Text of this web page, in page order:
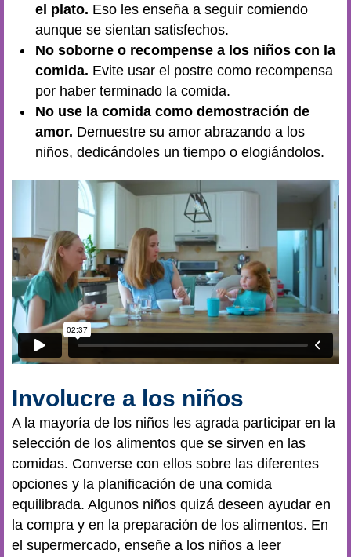
el plato. Eso les enseña a seguir comiendo
aunque se sientan satisfechos.
No soborne o recompense a los niños con la
comida. Evite usar el postre como recompensa
por haber terminado la comida.
No use la comida como demostración de
amor. Demuestre su amor abrazando a los
niños, dedicándoles un tiempo o elogiándolos.
Involucre a los niños
A la mayoría de los niños les agrada participar en la
selección de los alimentos que se sirven en las
comidas. Converse con ellos sobre las diferentes
opciones y la planificación de una comida
equilibrada. Algunos niños quizá deseen ayudar en
la compra y en la preparación de los alimentos. En
el supermercado, enseñe a los niños a leer